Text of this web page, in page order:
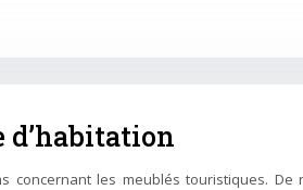
d’habitation
les meublés touristiques.